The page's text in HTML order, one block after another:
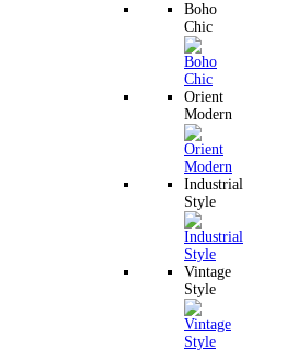
Boho
Chic
Orient
Modern
Industrial
Style
Vintage
Style